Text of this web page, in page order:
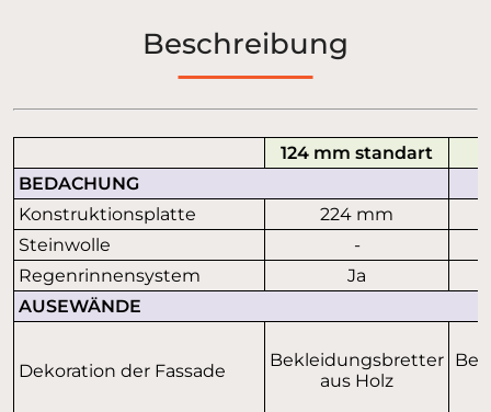
Beschreibung
124 mm standart
BEDACHUNG
Konstruktionsplatte
224 mm
Steinwolle
-
Regenrinnensystem
Ja
AUSEWÄNDE
Dekoration der Fassade
Bekleidungsbretter
aus Holz